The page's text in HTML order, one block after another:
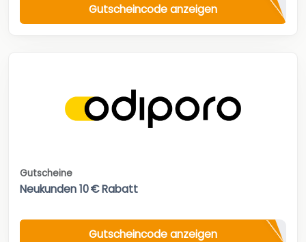
Gutscheincode anzeigen
Gutscheine
Neukunden 10 € Rabatt
Gutscheincode anzeigen